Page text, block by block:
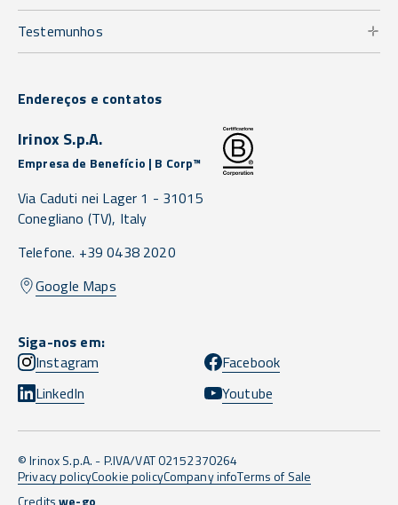
Testemunhos
Endereços e contatos
Irinox S.p.A.
Empresa de Benefício | B Corp™
Via Caduti nei Lager 1 - 31015
Conegliano (TV), Italy
Telefone. +39 0438 2020
Google Maps
Siga-nos em:
Instagram
Facebook
LinkedIn
Youtube
© Irinox S.p.A. - P.IVA/VAT 02152370264
Privacy policyCookie policyCompany infoTerms of Sale
Creditswe-go